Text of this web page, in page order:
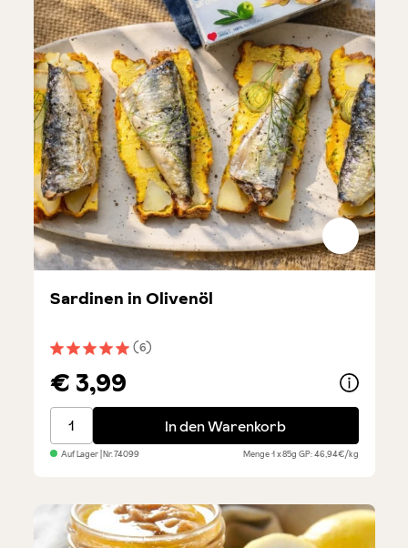
Durchschnittliche Bewertung von 5 von 5 Sternen
(6)
Sardinen in Olivenöl
€ 3,99
Sardinen in OlivenölIn den Warenkorb
Auf Lager| Nr.74099 Menge1 x 85gGP: 46,94€/kg